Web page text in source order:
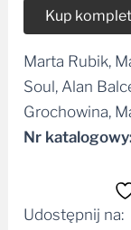
Kup
Marta Rubik,
Soul, Alan
Grochowina,
Nr
Udostępnij na: